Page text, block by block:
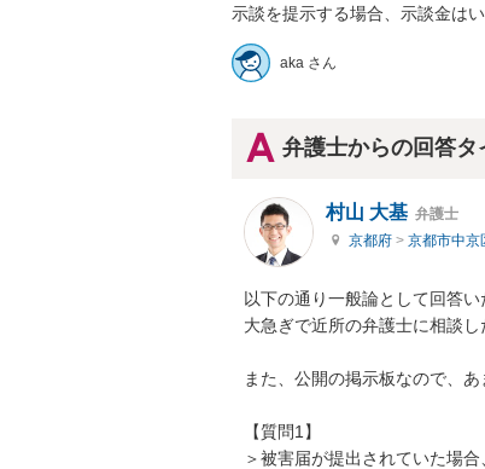
示談を提示する場合、示談金は
aka さん
弁護士からの回答タ
村山 大基 弁護士
京都府 > 京都市中京
以下の通り一般論として回答い
大急ぎで近所の弁護士に相談し
また、公開の掲示板なので、
【質問1】
＞被害届が提出されていた場